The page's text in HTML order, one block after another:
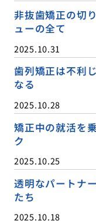
非抜歯矯正の切
ューの全て
2025.10.31
歯列矯正は不利
なる
2025.10.28
矯正中の就活を
ク
2025.10.25
透明なパートナ
たち
2025.10.18